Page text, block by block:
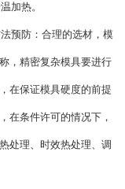
加热。
预防：合理的选材，模
，精密复杂模具要进行
在保证模具硬度的前提
在条件许可的情况下，
处理、时效热处理、调